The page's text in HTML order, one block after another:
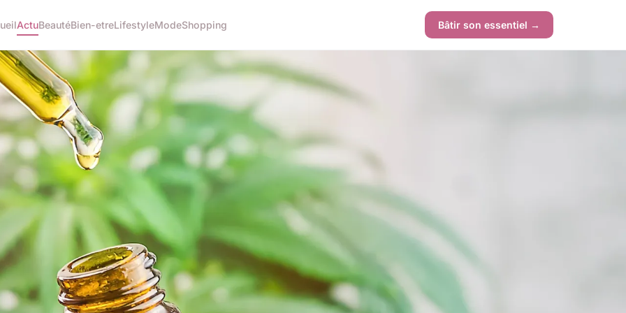
ActuBeautéBien-etreLifestyleModeShopping Bâtir son essentiel →